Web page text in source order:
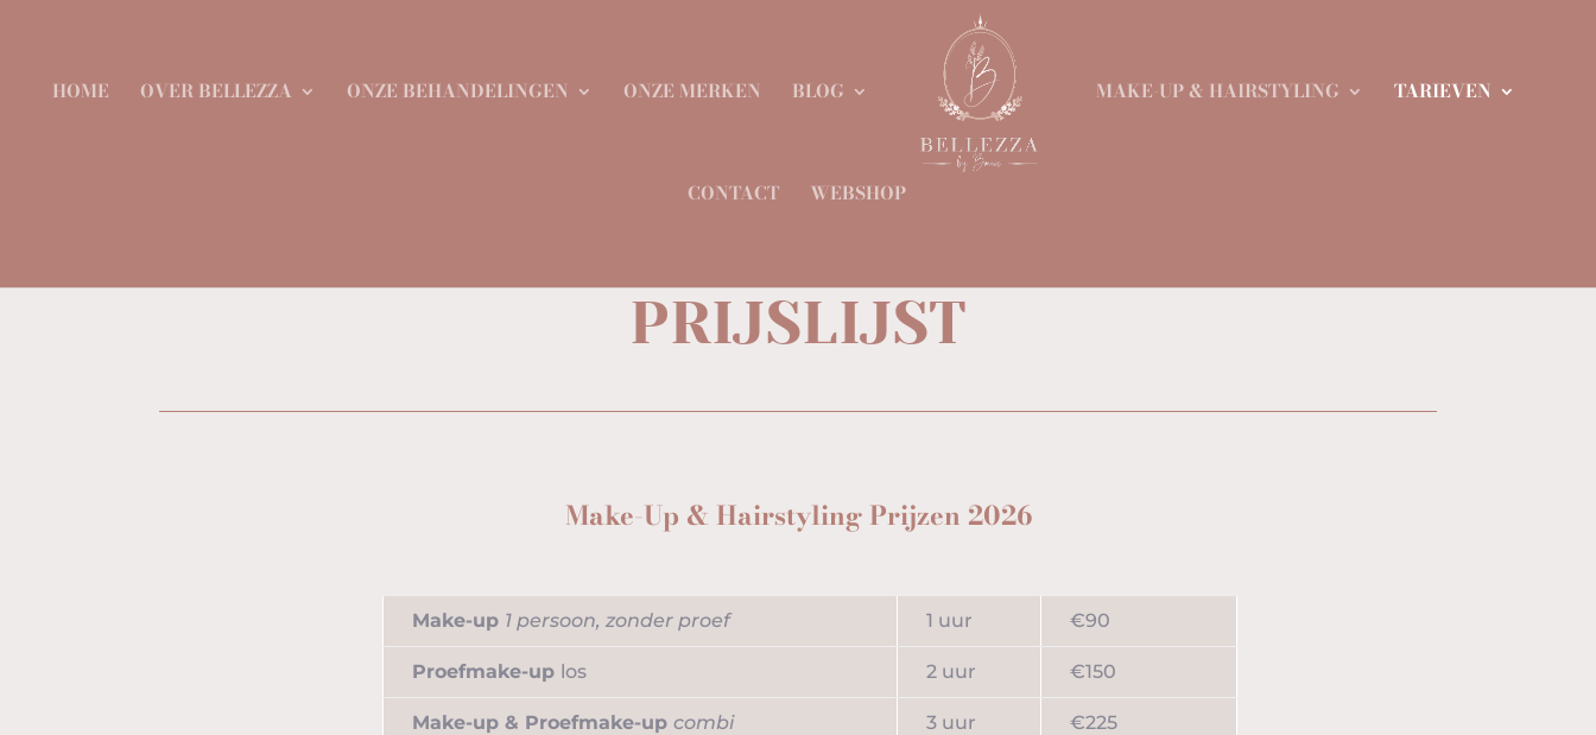
HOME OVER BELLEZZA ONZE BEHANDELINGEN ONZE MERKEN BLOG MAKE-UP & HAIRSTYLING TARIEVEN
CONTACT WEBSHOP
PRIJSLIJST
Make-Up & Hairstyling Prijzen 2026
Make-up 1 persoon, zonder proef 1 uur €90
Proefmake-up los 2 uur €150
Make-up & Proefmake-up combi 3 uur €225